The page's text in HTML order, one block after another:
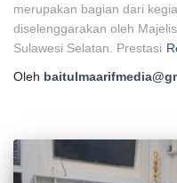
merupakan bagian dari
diselenggarakan oleh
Sulawesi Selatan. Prestasi
Oleh